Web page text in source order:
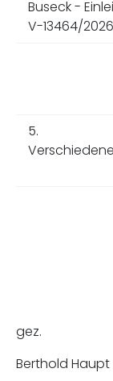
Buseck -
V-13464/2026
5.
gez.
Berthold Haupt